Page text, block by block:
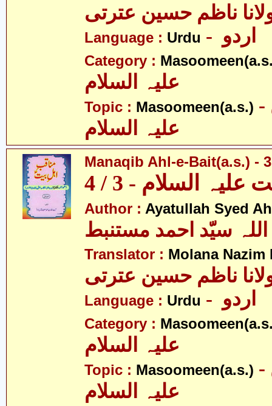
ناظم حسین عترتی
Language : Urdu
Category :
Topic : Masoomeen(a.s.) - معصومین
علیہ السلام
Manaqib Ahl-e-Bait(a.s.) -
السلام - 3 / 4
Author : Ayatullah Syed
سیّد احمد مستنبط
Translator : Molana Nazim
ناظم حسین عترتی
Language : Urdu
Category :
Topic : Masoomeen(a.s.) - معصومین
علیہ السلام